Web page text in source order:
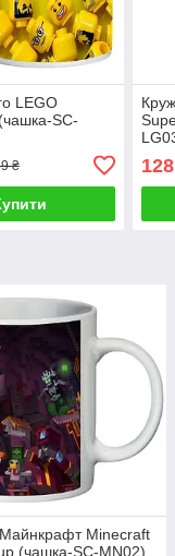
LEGO
SC-
₴ 128
Minecraft
(чашка-SC-MN02)